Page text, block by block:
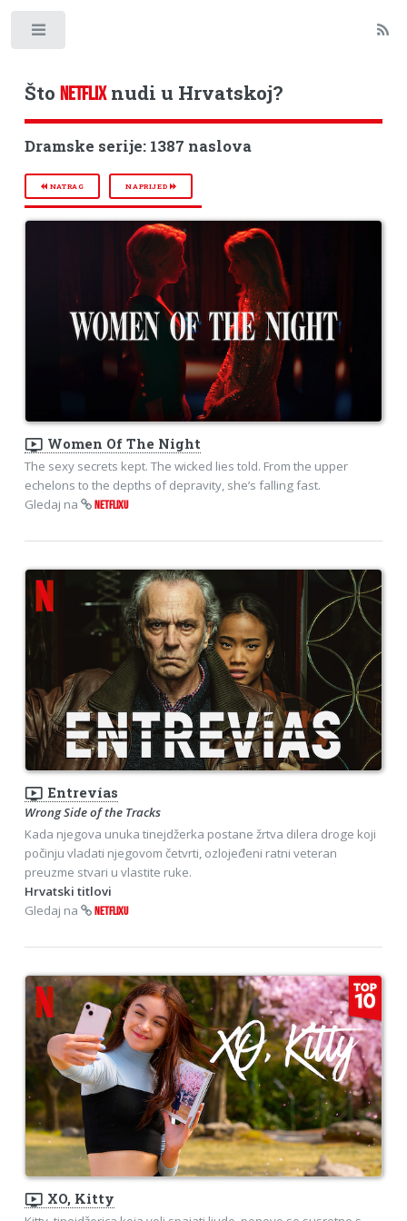
Što NETFLIXnudi u Hrvatskoj?
Dramske serije: 1387 naslova
NATRAG NAPRIJED
ondemand_video Women Of The Night
The sexy secrets kept. The wicked lies told. From the upper
echelons to the depths of depravity, she’s falling fast.
Gledaj na
NETFLIXU
ondemand_video Entrevías
Wrong Side of the Tracks
Kada njegova unuka tinejdžerka postane žrtva dilera droge koji
počinju vladati njegovom četvrti, ozlojeđeni ratni veteran
preuzme stvari u vlastite ruke.
Hrvatski titlovi
Gledaj na
NETFLIXU
ondemand_video XO, Kitty